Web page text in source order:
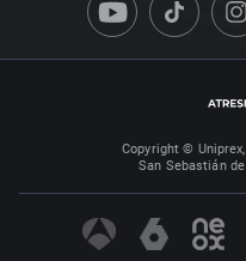
Copyright ©
San Sebastián